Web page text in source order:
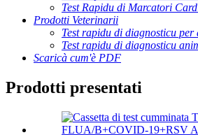
Test Rapidu di Marcatori
Prodotti Veterinarii
Test rapidu di diagnosticu
Test rapidu di diagnosticu
Scaricà cum'è PDF
Prodotti presentati